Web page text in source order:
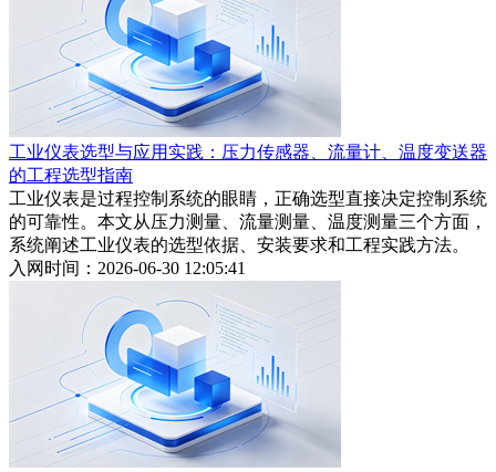
工业仪表选型与应用实践：压力传感器、流量计、温度变送器
的工程选型指南
工业仪表是过程控制系统的眼睛，正确选型直接决定控制系统
的可靠性。本文从压力测量、流量测量、温度测量三个方面，
系统阐述工业仪表的选型依据、安装要求和工程实践方法。
入网时间：2026-06-30 12:05:41